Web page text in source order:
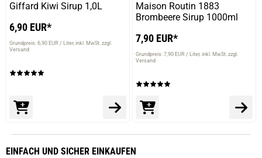
Giffard Kiwi Sirup 1,0L
6,90 EUR*
Grundpreis: 6,90 EUR / Liter inkl. MwSt. zzgl.
Versand
Maison Routin 1883
Brombeere Sirup 1000ml
7,90 EUR*
Grundpreis: 7,90 EUR / Liter inkl. MwSt. zzgl.
Versand
EINFACH UND SICHER EINKAUFEN